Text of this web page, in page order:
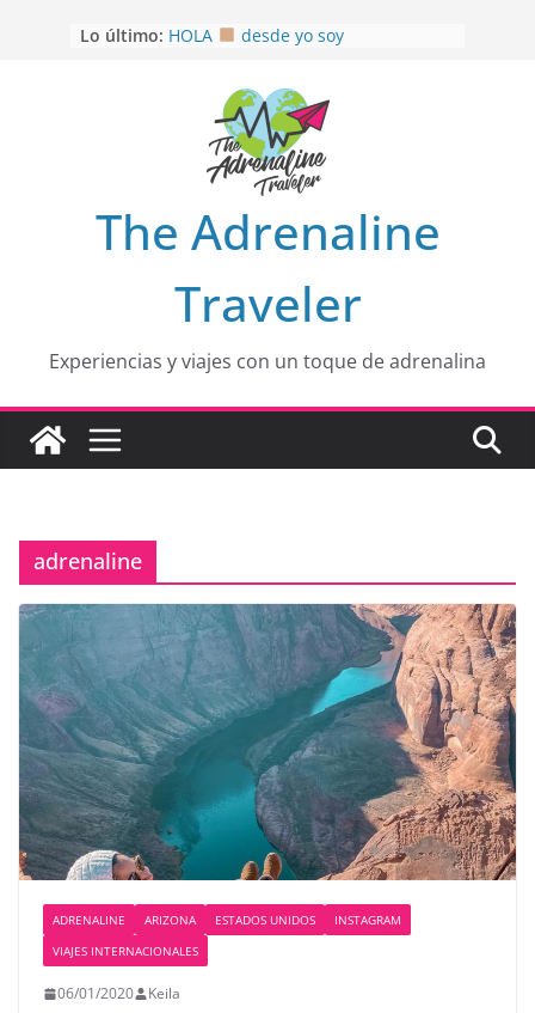
Lo último: HOLA
desde yo soy
EL SENDERO DEL CACAO: Excelente
opción
HOSPEDAJE AL NATURALSHH !!
OTRA PERSPECTIVA de RÍO EL
MULITO!
The Adrenaline
Traveler
Experiencias y viajes con un toque de adrenalina
adrenaline
ADRENALINE ARIZONA ESTADOS UNIDOS
INSTAGRAM
VIAJES INTERNACIONALES
06/01/2020 Keila